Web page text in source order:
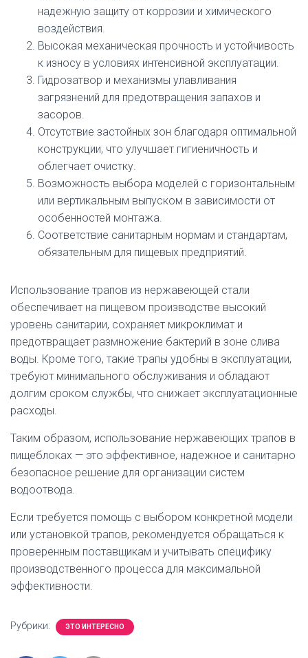
надежную защиту от коррозии и химического
воздействия.
Высокая механическая прочность и устойчивость
к износу в условиях интенсивной эксплуатации.
Гидрозатвор и механизмы улавливания
загрязнений для предотвращения запахов и
засоров.
Отсутствие застойных зон благодаря оптимальной
конструкции, что улучшает гигиеничность и
облегчает очистку.
Возможность выбора моделей с горизонтальным
или вертикальным выпуском в зависимости от
особенностей монтажа.
Соответствие санитарным нормам и стандартам,
обязательным для пищевых предприятий.
Использование трапов из нержавеющей стали
обеспечивает на пищевом производстве высокий
уровень санитарии, сохраняет микроклимат и
предотвращает размножение бактерий в зоне слива
воды. Кроме того, такие трапы удобны в эксплуатации,
требуют минимального обслуживания и обладают
долгим сроком службы, что снижает эксплуатационные
расходы.
Таким образом, использование нержавеющих трапов в
пищеблоках — это эффективное, надежное и санитарно
безопасное решение для организации систем
водоотвода.
Если требуется помощь с выбором конкретной модели
или установкой трапов, рекомендуется обращаться к
проверенным поставщикам и учитывать специфику
производственного процесса для максимальной
эффективности.
Рубрики: ЭТО ИНТЕРЕСНО